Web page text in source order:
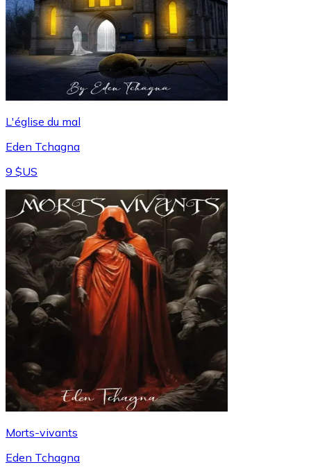
L'église du mal
Eden Tchagna
9 $US
Morts-vivants
Eden Tchagna